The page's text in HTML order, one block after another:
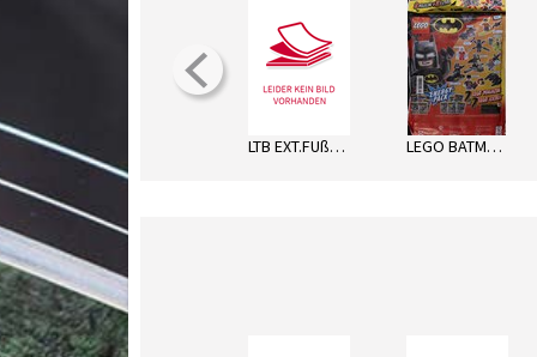
LTB EXT.FUßBALL SORT. LEGO BATMAN ENERGY PACK